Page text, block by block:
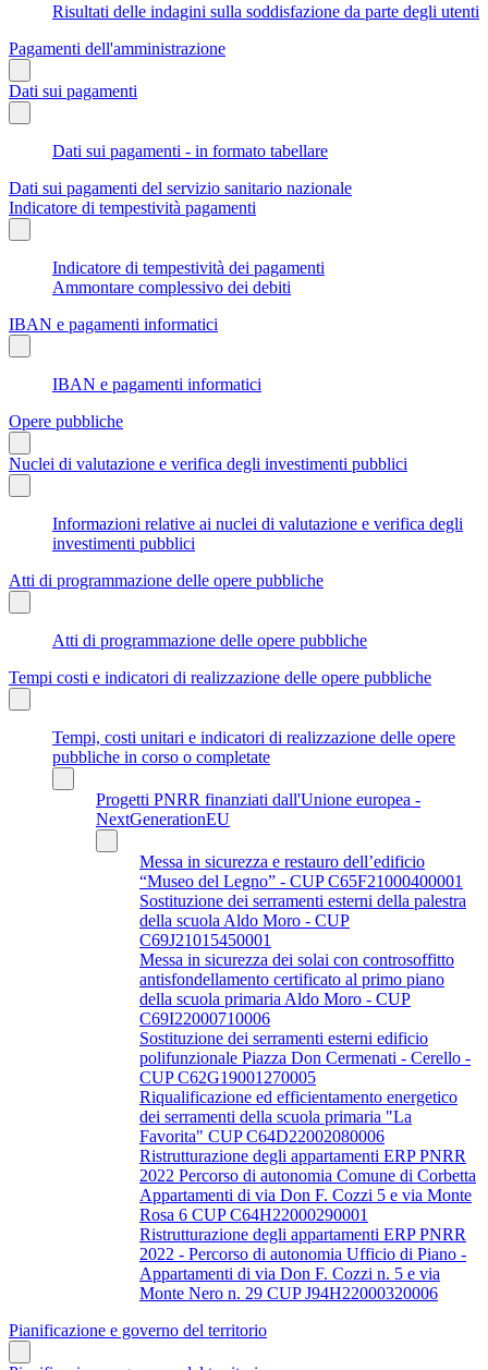
Risultati delle indagini sulla soddisfazione da parte degli utenti
Pagamenti dell'amministrazione
Dati sui pagamenti
Dati sui pagamenti - in formato tabellare
Dati sui pagamenti del servizio sanitario nazionale
Indicatore di tempestività pagamenti
Indicatore di tempestività dei pagamenti
Ammontare complessivo dei debiti
IBAN e pagamenti informatici
IBAN e pagamenti informatici
Opere pubbliche
Nuclei di valutazione e verifica degli investimenti pubblici
Informazioni relative ai nuclei di valutazione e verifica degli
investimenti pubblici
Atti di programmazione delle opere pubbliche
Atti di programmazione delle opere pubbliche
Tempi costi e indicatori di realizzazione delle opere pubbliche
Tempi, costi unitari e indicatori di realizzazione delle opere
pubbliche in corso o completate
Progetti PNRR finanziati dall'Unione europea -
NextGenerationEU
Messa in sicurezza e restauro dell’edificio
“Museo del Legno” - CUP C65F21000400001
Sostituzione dei serramenti esterni della palestra
della scuola Aldo Moro - CUP
C69J21015450001
Messa in sicurezza dei solai con controsoffitto
antisfondellamento certificato al primo piano
della scuola primaria Aldo Moro - CUP
C69I22000710006
Sostituzione dei serramenti esterni edificio
polifunzionale Piazza Don Cermenati - Cerello -
CUP C62G19001270005
Riqualificazione ed efficientamento energetico
dei serramenti della scuola primaria "La
Favorita" CUP C64D22002080006
Ristrutturazione degli appartamenti ERP PNRR
2022 Percorso di autonomia Comune di Corbetta
Appartamenti di via Don F. Cozzi 5 e via Monte
Rosa 6 CUP C64H22000290001
Ristrutturazione degli appartamenti ERP PNRR
2022 - Percorso di autonomia Ufficio di Piano -
Appartamenti di via Don F. Cozzi n. 5 e via
Monte Nero n. 29 CUP J94H22000320006
Pianificazione e governo del territorio